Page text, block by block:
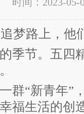
梦路上，他
节。五四
“新青年”
福生活的创